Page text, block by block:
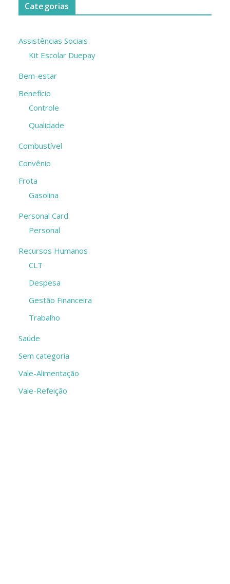
Categorias
Assistências Sociais
Kit Escolar Duepay
Bem-estar
Benefício
Controle
Qualidade
Combustível
Convênio
Frota
Gasolina
Personal Card
Personal
Recursos Humanos
CLT
Despesa
Gestão Financeira
Trabalho
Saúde
Sem categoria
Vale-Alimentação
Vale-Refeição